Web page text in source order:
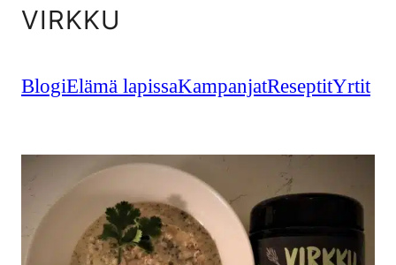
VIRKKU
BlogiElämä lapissaKampanjatReseptitYrtit